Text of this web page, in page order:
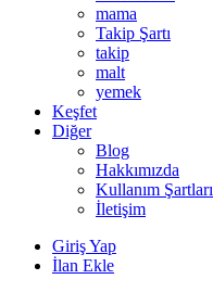
mama
Takip Şartı
takip
malt
yemek
Keşfet
Diğer
Blog
Hakkımızda
Kullanım Şartları
İletişim
Giriş Yap
İlan Ekle